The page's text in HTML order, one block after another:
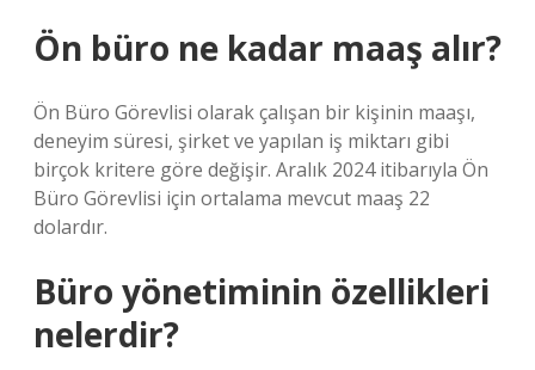
Ön büro ne kadar maaş alır?
Ön Büro Görevlisi olarak çalışan bir kişinin maaşı,
deneyim süresi, şirket ve yapılan iş miktarı gibi
birçok kritere göre değişir. Aralık 2024 itibarıyla Ön
Büro Görevlisi için ortalama mevcut maaş 22
dolardır.
Büro yönetiminin özellikleri
nelerdir?